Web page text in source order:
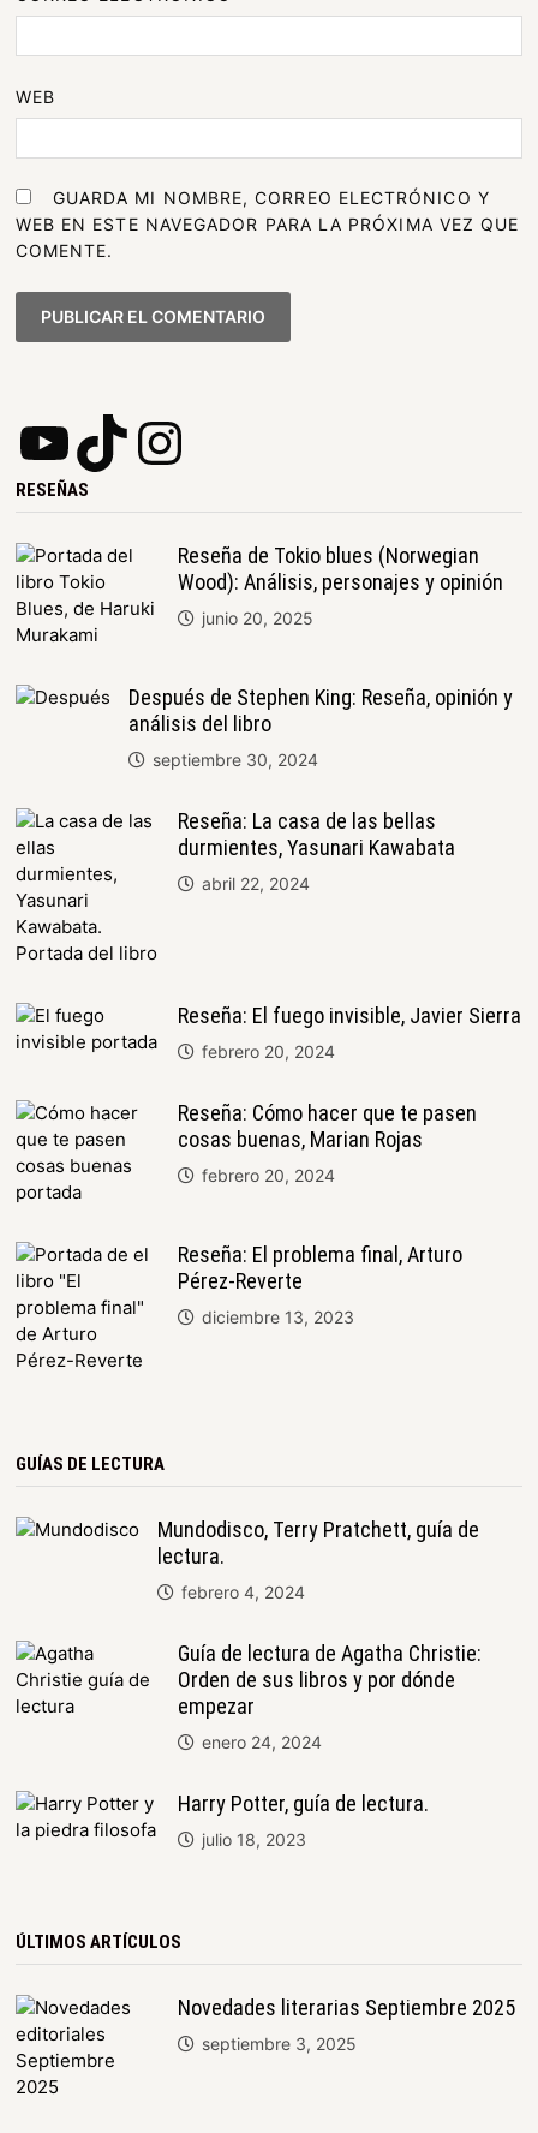
WEB
GUARDA MI NOMBRE, CORREO ELECTRÓNICO Y
WEB EN ESTE NAVEGADOR PARA LA PRÓXIMA VEZ QUE
COMENTE.
RESEÑAS
Reseña de Tokio blues (Norwegian
Wood): Análisis, personajes y opinión
junio 20, 2025
Después de Stephen King: Reseña, opinión y
análisis del libro
septiembre 30, 2024
Reseña: La casa de las bellas
durmientes, Yasunari Kawabata
abril 22, 2024
Reseña: El fuego invisible, Javier Sierra
febrero 20, 2024
Reseña: Cómo hacer que te pasen
cosas buenas, Marian Rojas
febrero 20, 2024
Reseña: El problema final, Arturo
Pérez-Reverte
diciembre 13, 2023
GUÍAS DE LECTURA
Mundodisco, Terry Pratchett, guía de
lectura.
febrero 4, 2024
Guía de lectura de Agatha Christie:
Orden de sus libros y por dónde
empezar
enero 24, 2024
Harry Potter, guía de lectura.
julio 18, 2023
ÚLTIMOS ARTÍCULOS
Novedades literarias Septiembre 2025
septiembre 3, 2025